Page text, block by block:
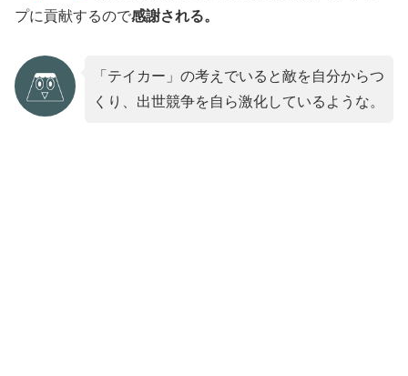
プに貢献するので感謝される。
「テイカー」の考えでいると敵を自分からつ
くり、出世競争を自ら激化しているような。